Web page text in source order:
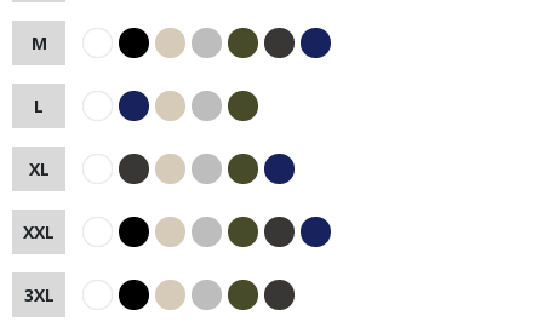
M
L
XL
XXL
3XL